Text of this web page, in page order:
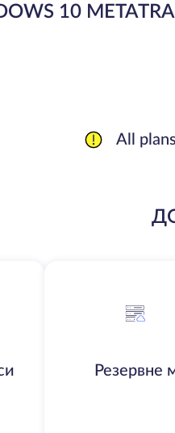
10
All
Резервне